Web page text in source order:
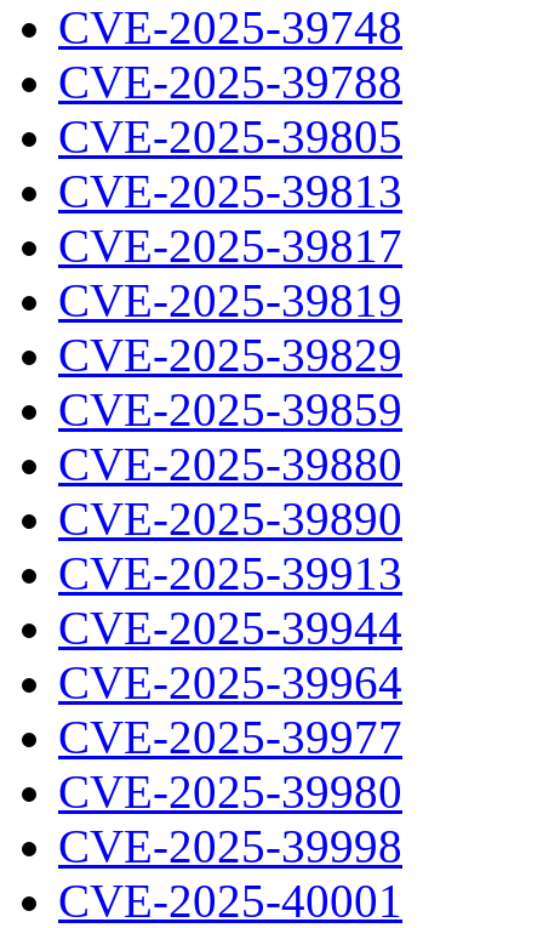
CVE-2025-39748
CVE-2025-39788
CVE-2025-39805
CVE-2025-39813
CVE-2025-39817
CVE-2025-39819
CVE-2025-39829
CVE-2025-39859
CVE-2025-39880
CVE-2025-39890
CVE-2025-39913
CVE-2025-39944
CVE-2025-39964
CVE-2025-39977
CVE-2025-39980
CVE-2025-39998
CVE-2025-40001